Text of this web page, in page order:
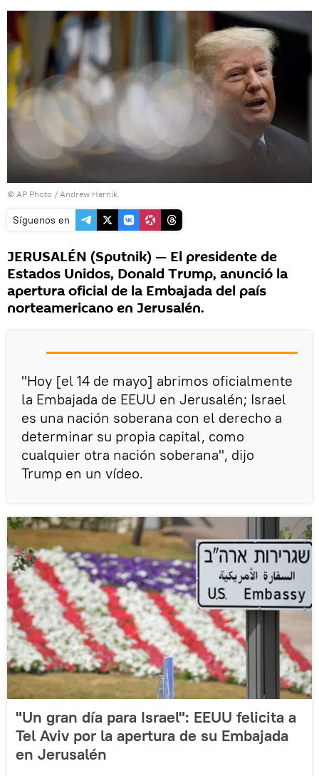
© AP Photo / Andrew Harnik
Síguenos en
JERUSALÉN (Sputnik) — El presidente de
Estados Unidos, Donald Trump, anunció la
apertura oficial de la Embajada del país
norteamericano en Jerusalén.
"Hoy [el 14 de mayo] abrimos oficialmente
la Embajada de EEUU en Jerusalén; Israel
es una nación soberana con el derecho a
determinar su propia capital, como
cualquier otra nación soberana", dijo
Trump en un vídeo.
"Un gran día para Israel": EEUU felicita a
Tel Aviv por la apertura de su Embajada
en Jerusalén